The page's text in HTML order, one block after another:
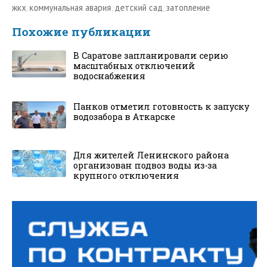
жкх,коммунальная авария, детский сад,затопление
Похожие публикации
В Саратове запланировали серию
масштабных отключений
водоснабжения
Панков отметил готовность к запуску
водозабора в Аткарске
Для жителей Ленинского района
организован подвоз воды из-за
крупного отключения